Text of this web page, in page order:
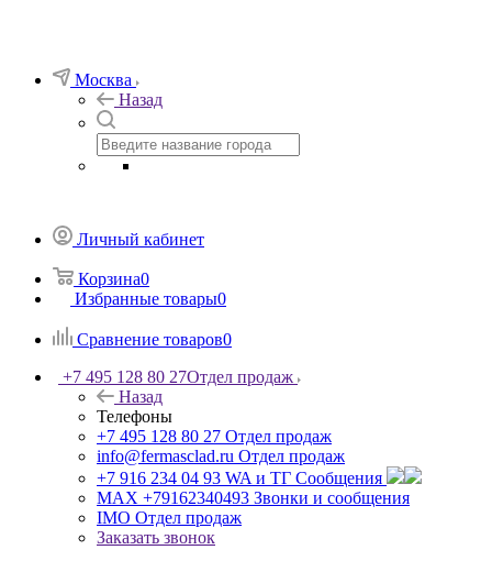
Москва
Назад
Личный кабинет
Корзина0
Избранные товары0
Сравнение товаров0
+7 495 128 80 27Отдел продаж
Назад
Телефоны
+7 495 128 80 27 Отдел продаж
info@fermasclad.ru Отдел продаж
+7 916 234 04 93 WA и ТГ Сообщения
MAX +79162340493 Звонки и сообщения
IMO Отдел продаж
Заказать звонок